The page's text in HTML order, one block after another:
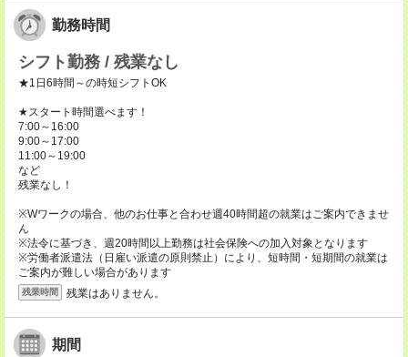
勤務時間
シフト勤務 / 残業なし
★1日6時間～の時短シフトOK
★スタート時間選べます！
7:00～16:00
9:00～17:00
11:00～19:00
など
残業なし！
※Wワークの場合、他のお仕事と合わせ週40時間超の就業はご案内できませ
ん
※法令に基づき、週20時間以上勤務は社会保険への加入対象となります
※労働者派遣法（日雇い派遣の原則禁止）により、短時間・短期間の就業は
ご案内が難しい場合があります
残業時間 残業はありません。
期間